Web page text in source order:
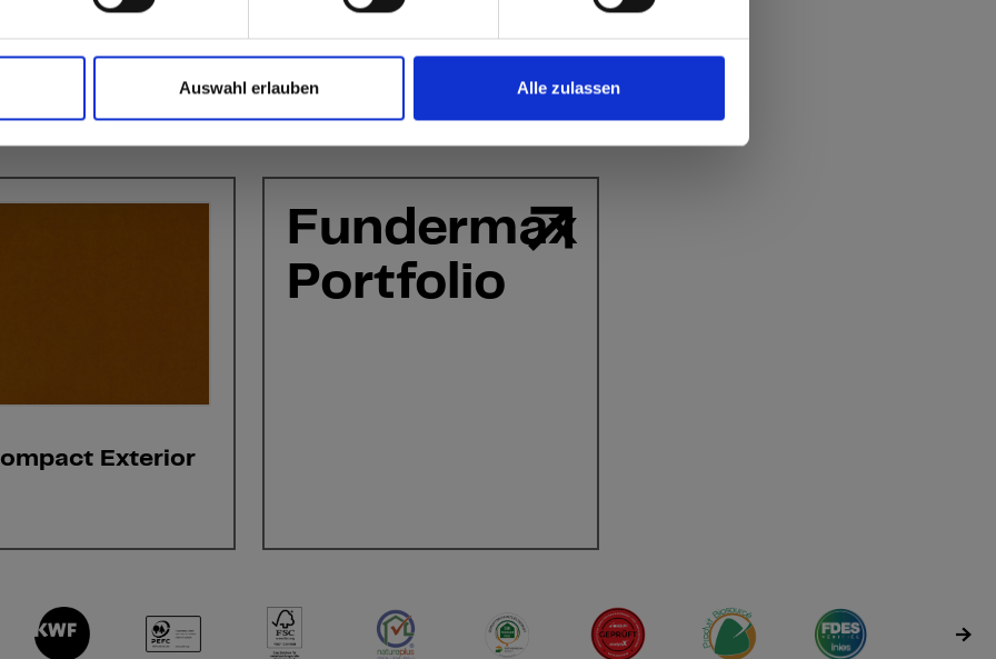
Auswahl erlauben Alle zulassen
Exterior
Fundermax
Portfolio